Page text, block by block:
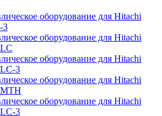
оборудование для Hitachi
3
оборудование для Hitachi
оборудование для Hitachi
3
оборудование для Hitachi
оборудование для Hitachi
3